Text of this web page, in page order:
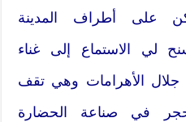
على أطراف المدينة
الاستماع إلى غناء
جلال الأهرامات وهي تقف
في صناعة الحضارة